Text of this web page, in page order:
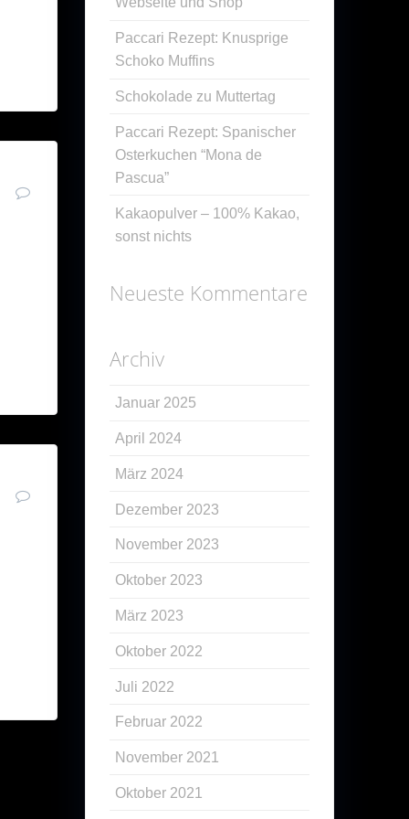
Paccari Rezept: Knusprige
Schoko Muffins
Schokolade zu Muttertag
Paccari Rezept: Spanischer
Osterkuchen “Mona de
Pascua”
Kakaopulver – 100% Kakao,
sonst nichts
Neueste Kommentare
Archiv
Januar 2025
April 2024
März 2024
Dezember 2023
November 2023
Oktober 2023
März 2023
Oktober 2022
Juli 2022
Februar 2022
November 2021
Oktober 2021